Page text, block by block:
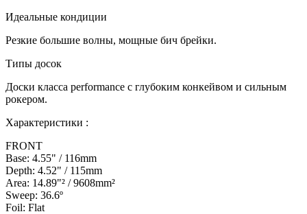
Идеальные кондиции
Резкие большие волны, мощные бич брейки.
Типы досок
Доски класса performance с глубоким конкейвом и сильным
рокером.
Характеристики :
FRONT
Base: 4.55" / 116mm
Depth: 4.52" / 115mm
Area: 14.89"² / 9608mm²
Sweep: 36.6º
Foil: Flat